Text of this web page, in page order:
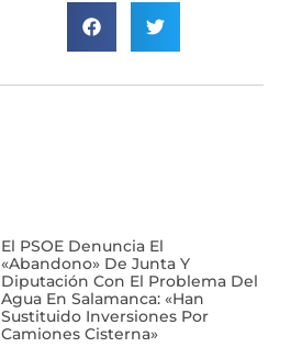
El PSOE Denuncia El
«abandono» De Junta Y
Diputación Con El Problema Del
Agua En Salamanca: «Han
Sustituido Inversiones Por
Camiones Cisterna»